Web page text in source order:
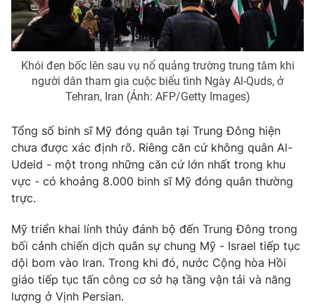
Theo dõi báo trên
Cơ quan chủ quản:Đài Truyền hình Việt Nam
Cơ quan báo chí:Thời báo VTV
Giấy phép hoạt động báo in và báo điện tử số 483/GP-BTTTT
Tổng Biên tập: Vũ Thanh Thủy
Phó Tổng Biên tập: Nguyễn Thị Mỹ Hạnh, Phạm Quốc Thắng,
Nguyễn Trọng Ninh
Tổng đài VTV: 024.38 355 931 - 024.38 355 932
Khói đen bốc lên sau vụ nổ quảng trường trung tâm khi
người dân tham gia cuộc biểu tình Ngày Al-Quds, ở
Tehran, Iran (Ảnh: AFP/Getty Images)
Tổng số binh sĩ Mỹ đóng quân tại Trung Đông hiện
chưa được xác định rõ. Riêng căn cứ không quân Al-
Udeid - một trong những căn cứ lớn nhất trong khu
vực - có khoảng 8.000 binh sĩ Mỹ đóng quân thường
trực.
Mỹ triển khai lính thủy đánh bộ đến Trung Đông trong
bối cảnh chiến dịch quân sự chung Mỹ - Israel tiếp tục
dội bom vào Iran. Trong khi đó, nước Cộng hòa Hồi
giáo tiếp tục tấn công cơ sở hạ tầng vận tải và năng
lượng ở Vịnh Persian.